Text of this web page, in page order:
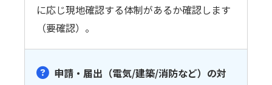
に応じ現地確認する体制があるか確認します
（要確認）。
申請・届出（電気/建築/消防など）の対